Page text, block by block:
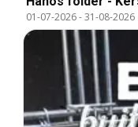
01-07-2026-31-08-2026